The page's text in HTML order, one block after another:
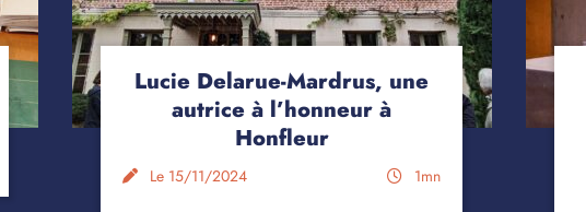
Lucie Delarue-Mardrus, une
autrice à l’honneur à
Honfleur
Le 15/11/2024 1mn